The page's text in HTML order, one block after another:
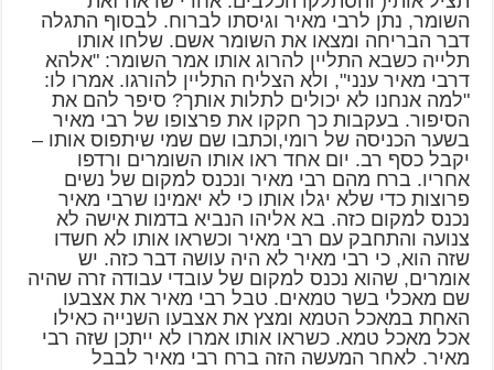
השומר, נתן לרבי מאיר וגיסתו לברוח. לבסוף התגלה
דבר הבריחה ומצאו את השומר אשם. שלחו אותו
תלייה כשבא התליין להרוג אותו אמר השומר: "אלהא
דרבי מאיר ענני", ולא הצליח התליין להורגו. אמרו לו:
"למה אנחנו לא יכולים לתלות אותך? סיפר להם את
הסיפור. בעקבות כך חקקו את פרצופו של רבי מאיר
בשער הכניסה של רומי,וכתבו שם שמי שיתפוס אותו –
יקבל כסף רב. יום אחד ראו אותו השומרים ורדפו
אחריו. ברח מהם רבי מאיר ונכנס למקום של נשים
פרוצות כדי שלא יגלו אותו כי לא יאמינו שרבי מאיר
נכנס למקום כזה. בא אליהו הנביא בדמות אישה לא
צנועה והתחבק עם רבי מאיר וכשראו אותו לא חשדו
שזה הוא, כי רבי מאיר לא היה עושה דבר כזה. יש
אומרים, שהוא נכנס למקום של עובדי עבודה זרה שהיה
שם מאכלי בשר טמאים. טבל רבי מאיר את אצבעו
האחת במאכל הטמא ומצץ את אצבעו השנייה כאילו
אכל מאכל טמא. כשראו אותו אמרו לא ייתכן שזה רבי
מאיר. לאחר המעשה הזה ברח רבי מאיר לבבל